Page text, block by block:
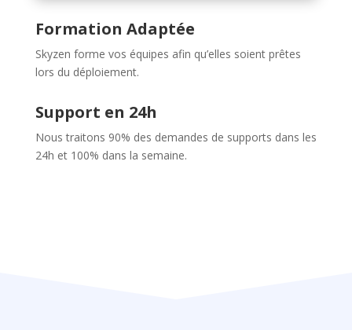
Formation Adaptée
Skyzen forme vos équipes afin qu’elles soient prêtes
lors du déploiement.
Support en 24h
Nous traitons 90% des demandes de supports dans les
24h et 100% dans la semaine.